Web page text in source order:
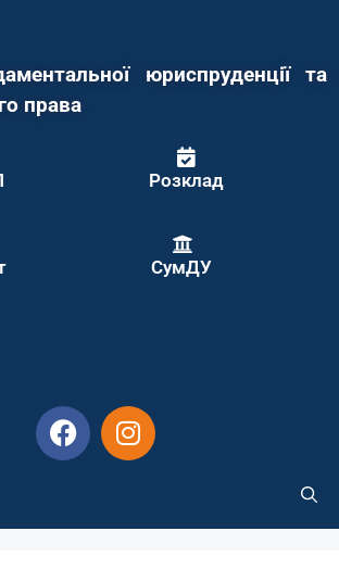
юриспруденції та
права
Розклад
СумДУ